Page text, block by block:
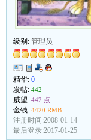
级别: 管理员
精华: 0
发帖: 442
威望: 442 点
金钱: 4420 RMB
注册时间:2008-01-14
最后登录:2017-01-25